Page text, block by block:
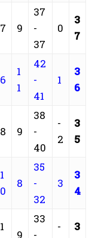
7 9
37
-
37
0
3
7
6
1
1
42
-
41
1
3
6
8 9
38
-
40
-
2
3
5
1
0
8
35
-
32
3
3
4
1
9
33
-
-
3